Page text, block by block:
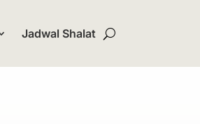
Jadwal Shalat